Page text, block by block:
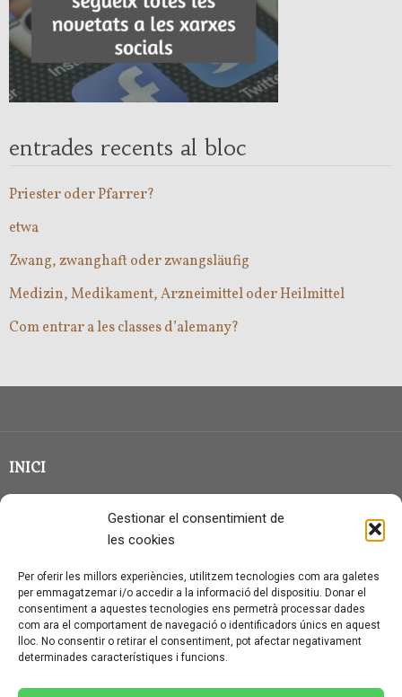
Gestionar el consentimient de
les cookies
Per oferir les millors experiències, utilitzem tecnologies com ara galetes
per emmagatzemar i/o accedir a la informació del dispositiu. Donar el
consentiment a aquestes tecnologies ens permetrà processar dades
com ara el comportament de navegació o identificadors únics en aquest
lloc. No consentir o retirar el consentiment, pot afectar negativament
determinades característiques i funcions.
entrades recents al bloc
Priester oder Pfarrer?
etwa
Zwang, zwanghaft oder zwangsläufig
Medizin, Medikament, Arzneimittel oder Heilmittel
Com entrar a les classes d’alemany?
INICI
CLASSE EN GRUP
QUI SOC?
CONTACTE
AVÍS LEGAL I PROTECCIÓ DE DADES
POLÍTICA DE COOKIES (UE)